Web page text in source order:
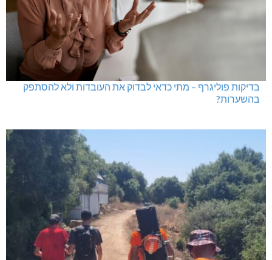
בדיקות פוליגרף – מתי כדאי לבדוק את העובדות ולא להסתפק
בהשערות?